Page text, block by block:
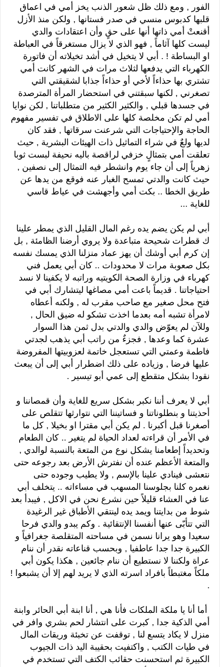
الفور , ومع ذلك ظل شعور الذنب يخز أمي في اعماق
قلبها كدبوس منسي في صدر فستانها , ولكن منذ الأزل
أقنعتْ أمي ذاتها أنها على حقٍ وأن اعتقادات والدي
ليست كلها آثاماً , فهو الذي لا يزال مستغرقاً في العباطة
او البساطة ! . أبي لا يتخيل في أشد تخيلاته أن فاتورة
الكهرباء التي يدفعها لثلاث مرات في الشهر كانت أمي
تشتري بها حذاءاً لأخي أو حذاءاً جذابا لشقيقتي التي
تصغرني , لكنها سبقتني في استحضار المرأة المترصدة
في جسدها قبلي , والكثير الكثير من متطلباتنا , لكن نوايا
أمي لم تكن مخلصة كلها على الاطلاق في تفسير مفهوم
الحاجة والإحتياجات التي شرعنت سرقاتها , فقد كان
لديها ولعٌ في شراء التماثيل ذات الهيئات البشرية , حيث
تعلقت أمي بتمثالٍ خزفي لراقصة باليه نحيفة لبست ثوبا
زهرياً إلى أن جاء يوم وانشطر فيه التمثال إلى نصفين ,
حيث كانت والدتي تمسح الغبار عنه فوقع من يدها عن
طريق الخطا .. بكت أمي وأجهشت في عياط قاسي
للغاية ...
أبي لم يكن يضم يده رغم المال القليل الذي يمطر علينا
ك قطرات شحيحة متباعدة ولا يروي أرضنا الظامئة , بل
إن كرم أبي أوشك أن يهز عماد منزلنا الذي يمسك نفسه
بكل صعوبة مرات لا محدودات .. كان أبي يعمل فني
كهرباء في وزارة الصحة الكويتيه وراتبه لا يكفينا لا نسد
احتياجاتنا . قديماً باعت أمي مصاغها ليتشارك أبي في
فتح محل صغير مع صاحب مقرب له , ولكنه أعطاه
لامرأة تشبه أمه بعدما اخذت تشكو له ضيق الحال ,
وللآن لم يعوّض والدي والدتي بدل ثمن هذا السوار
عشرة كما وعدها , فجزءٌ من راتب أبي يذهب لجدتي
فاطمة وعمتي التي تستعجل خاتمة لعزوبيتها المفروضة
عليها فرضا , وزياده على ذلك اضطرار أبي إلى أن يبعث
نقودا بشكل متقطع إلى عمي أبو تيسير .
أبي لا يعرف أننا نكبر بشكل سريع للغاية وأن قمصاننا و
أحذيتنا و بنطلوناتنا و فساتيننا التي نتوارثها تتقلص على
أصغرنا قبل أكبرنا . لم يكن أبي مقترا او بخيلا , كل ما
في الأمر أن قراءته لعداد الحياة لم يتغير .. كان الطعام
وتحديداً إطعامنا يشكل نوع من المتعة بالنسبة لوالدي ,
والمتعة الأعظم عنده أن نفترش الأرض بعد رجوعه حتى
نتعشى فينادي علينا بالإسم , ولا يطيب وجوده حتى
نغمره كلنا بجلوسنا المسهب في مساءاته .. يتخلف أبي
عنا في العشاء قليلاً حين نشرع نحن في الاكل , فيبدأ بعد
شوط من بدايتنا ويمد يده لينتقي الأطباق غير الرغيدة
التي تتأبّى عنها أنفسنا الإنتقائية . وكم يبدو والدي فرحا
سعيدا وهو يرانا نسمن في مساحته المتقلصة جغرافياً و
الكبيرة جدا جدا عاطفيا , وبحسب قناعاته نقدر أن ننام
عراة ولكننا لا نستطيع أن ننام جائعين , هكذا يكون أبي
ملكاً مغتبطاً بافراد اسرته الذي لا يريد لهم إلا أن يشبعوا !
.
أما أنا يا ملكة الملكات فأنا هي , أنا ابنة أبي الحائر وابنة
أمي الذكية جدا , كبرت على انتشار لحم بشري وافر في
منزل لا يكاد يتسع لنا , توقفت عن تخبئة وريقات المال
في طيات الكتب , واكتفيت بحقيبة اليد ذات الجيوب
الكبيرة ثم استحسنت حقائب الكتف التي تستخدم في